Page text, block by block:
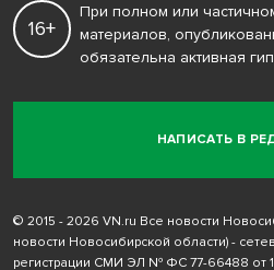
НАПИСАТЬ В
16+
При полном или
материалов,
обязательна активная
© 2015 - 2026 VN.ru Все новости
новости Новосибирской области) -
регистрации СМИ ЭЛ № ФС 77-66488 от